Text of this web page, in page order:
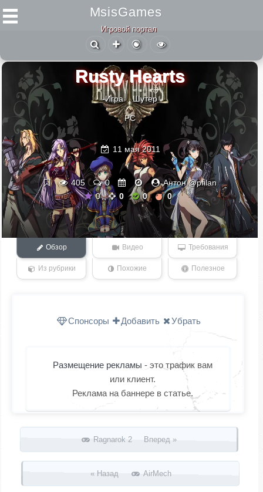
MsisGames
Игровой портал
Rusty Hearts
-Игра Шутер
PC
11 мая 2011
405 0
Антон @pfilan
0
0 0 0
Обзор Видео Требования
Из рубрики Похожие Полезное
Спонсоры Добавить Убрать
Размещение рекламы - это трафик вам
или клиент.
Реклама на баннере в статье.
Запись навигация
Ragnarok 2 Вперед »
« Назад AirMech